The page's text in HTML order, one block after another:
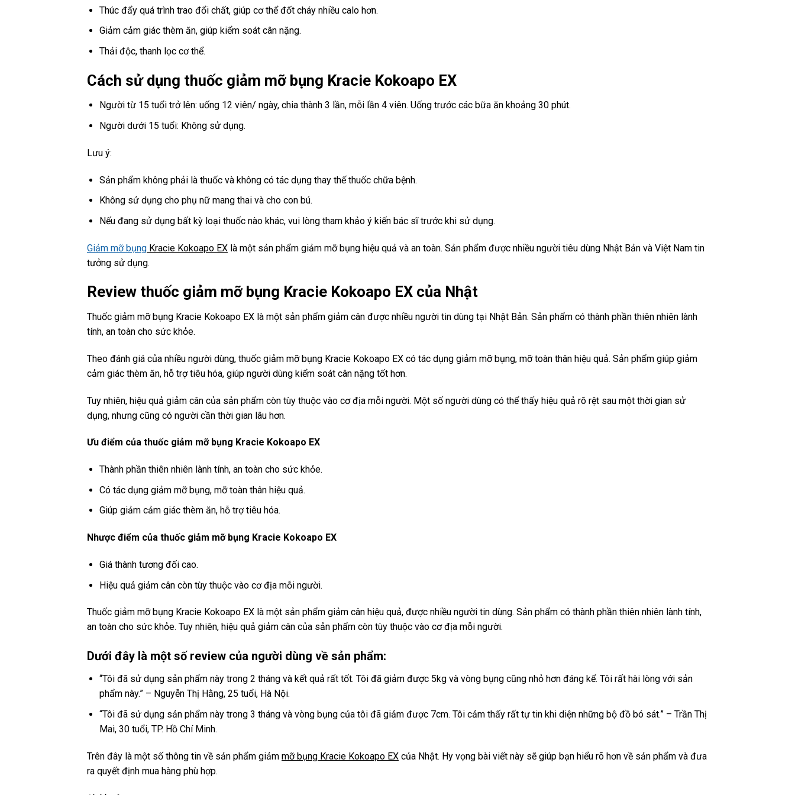
Thúc đẩy quá trình trao đổi chất, giúp cơ thể đốt cháy nhiều calo hơn.
Giảm cảm giác thèm ăn, giúp kiểm soát cân nặng.
Thải độc, thanh lọc cơ thể.
Cách sử dụng thuốc giảm mỡ bụng Kracie Kokoapo EX
Người từ 15 tuổi trở lên: uống 12 viên/ ngày, chia thành 3 lần, mỗi lần 4 viên. Uống trước các bữa ăn khoảng 30 phút.
Người dưới 15 tuổi: Không sử dụng.
Lưu ý:
Sản phẩm không phải là thuốc và không có tác dụng thay thế thuốc chữa bệnh.
Không sử dụng cho phụ nữ mang thai và cho con bú.
Nếu đang sử dụng bất kỳ loại thuốc nào khác, vui lòng tham khảo ý kiến bác sĩ trước khi sử dụng.
Giảm mỡ bụng Kracie Kokoapo EX là một sản phẩm giảm mỡ bụng hiệu quả và an toàn. Sản phẩm được nhiều người tiêu dùng Nhật Bản và Việt Nam tin
tưởng sử dụng.
Review thuốc giảm mỡ bụng Kracie Kokoapo EX của Nhật
Thuốc giảm mỡ bụng Kracie Kokoapo EX là một sản phẩm giảm cân được nhiều người tin dùng tại Nhật Bản. Sản phẩm có thành phần thiên nhiên lành
tính, an toàn cho sức khỏe.
Theo đánh giá của nhiều người dùng, thuốc giảm mỡ bụng Kracie Kokoapo EX có tác dụng giảm mỡ bụng, mỡ toàn thân hiệu quả. Sản phẩm giúp giảm
cảm giác thèm ăn, hỗ trợ tiêu hóa, giúp người dùng kiểm soát cân nặng tốt hơn.
Tuy nhiên, hiệu quả giảm cân của sản phẩm còn tùy thuộc vào cơ địa mỗi người. Một số người dùng có thể thấy hiệu quả rõ rệt sau một thời gian sử
dụng, nhưng cũng có người cần thời gian lâu hơn.
Ưu điểm của thuốc giảm mỡ bụng Kracie Kokoapo EX
Thành phần thiên nhiên lành tính, an toàn cho sức khỏe.
Có tác dụng giảm mỡ bụng, mỡ toàn thân hiệu quả.
Giúp giảm cảm giác thèm ăn, hỗ trợ tiêu hóa.
Nhược điểm của thuốc giảm mỡ bụng Kracie Kokoapo EX
Giá thành tương đối cao.
Hiệu quả giảm cân còn tùy thuộc vào cơ địa mỗi người.
Thuốc giảm mỡ bụng Kracie Kokoapo EX là một sản phẩm giảm cân hiệu quả, được nhiều người tin dùng. Sản phẩm có thành phần thiên nhiên lành tính,
an toàn cho sức khỏe. Tuy nhiên, hiệu quả giảm cân của sản phẩm còn tùy thuộc vào cơ địa mỗi người.
Dưới đây là một số review của người dùng về sản phẩm:
“Tôi đã sử dụng sản phẩm này trong 2 tháng và kết quả rất tốt. Tôi đã giảm được 5kg và vòng bụng cũng nhỏ hơn đáng kể. Tôi rất hài lòng với sản
phẩm này.” – Nguyễn Thị Hằng, 25 tuổi, Hà Nội.
“Tôi đã sử dụng sản phẩm này trong 3 tháng và vòng bụng của tôi đã giảm được 7cm. Tôi cảm thấy rất tự tin khi diện những bộ đồ bó sát.” – Trần Thị
Mai, 30 tuổi, TP. Hồ Chí Minh.
Trên đây là một số thông tin về sản phẩm giảm mỡ bụng Kracie Kokoapo EX của Nhật. Hy vọng bài viết này sẽ giúp bạn hiểu rõ hơn về sản phẩm và đưa
ra quyết định mua hàng phù hợp.